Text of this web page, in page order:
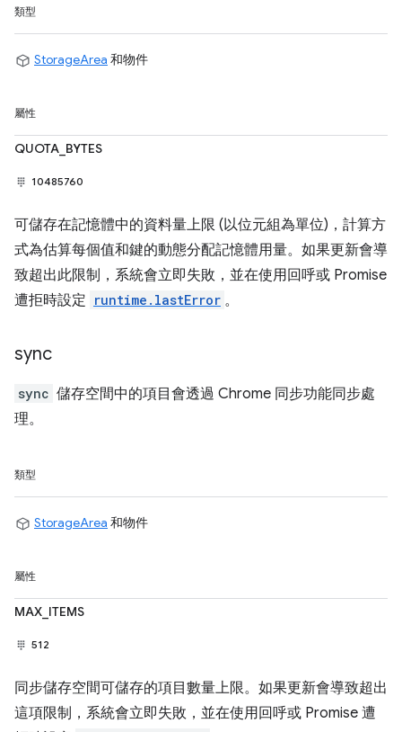
類型
StorageArea 和物件
屬性
QUOTA_BYTES
10485760
可儲存在記憶體中的資料量上限 (以位元組為單位)，計算方
式為估算每個值和鍵的動態分配記憶體用量。如果更新會導
致超出此限制，系統會立即失敗，並在使用回呼或 Promise
遭拒時設定 runtime.lastError 。
sync
sync 儲存空間中的項目會透過 Chrome 同步功能同步處
理。
類型
StorageArea 和物件
屬性
MAX_ITEMS
512
同步儲存空間可儲存的項目數量上限。如果更新會導致超出
這項限制，系統會立即失敗，並在使用回呼或 Promise 遭